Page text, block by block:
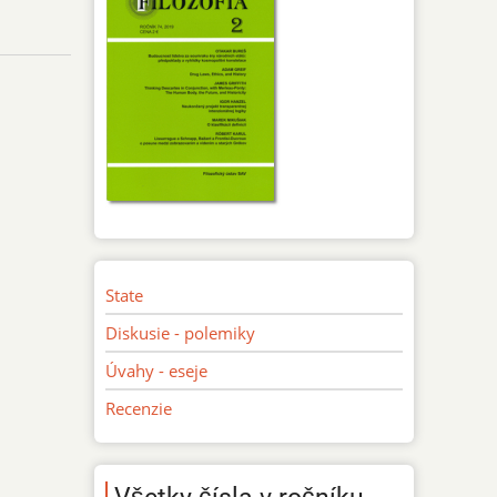
State
Diskusie - polemiky
Úvahy - eseje
Recenzie